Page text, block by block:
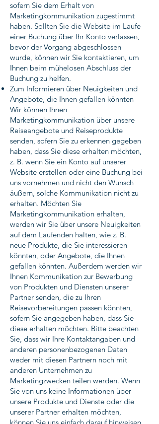
sofern Sie dem Erhalt von
Marketingkommunikation zugestimmt
haben. Sollten Sie die Website im Laufe
einer Buchung über Ihr Konto verlassen,
bevor der Vorgang abgeschlossen
wurde, können wir Sie kontaktieren, um
Ihnen beim mühelosen Abschluss der
Buchung zu helfen.
Zum Informieren über Neuigkeiten und
Angebote, die Ihnen gefallen könnten
Wir können Ihnen
Marketingkommunikation über unsere
Reiseangebote und Reiseprodukte
senden, sofern Sie zu erkennen gegeben
haben, dass Sie diese erhalten möchten,
z. B. wenn Sie ein Konto auf unserer
Website erstellen oder eine Buchung bei
uns vornehmen und nicht den Wunsch
äußern, solche Kommunikation nicht zu
erhalten. Möchten Sie
Marketingkommunikation erhalten,
werden wir Sie über unsere Neuigkeiten
auf dem Laufenden halten, wie z. B.
neue Produkte, die Sie interessieren
könnten, oder Angebote, die Ihnen
gefallen könnten. Außerdem werden wir
Ihnen Kommunikation zur Bewerbung
von Produkten und Diensten unserer
Partner senden, die zu Ihren
Reisevorbereitungen passen könnten,
sofern Sie angegeben haben, dass Sie
diese erhalten möchten. Bitte beachten
Sie, dass wir Ihre Kontaktangaben und
anderen personenbezogenen Daten
weder mit diesen Partnern noch mit
anderen Unternehmen zu
Marketingzwecken teilen werden. Wenn
Sie von uns keine Informationen über
unsere Produkte und Dienste oder die
unserer Partner erhalten möchten,